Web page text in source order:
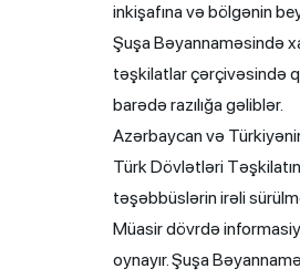
inkişafına və bölgənin
Şuşa Bəyannaməsində
təşkilatlar çərçivəsində
barədə razılığa gəliblər.
Azərbaycan və
Türk Dövlətləri
təşəbbüslərin irəli
Müasir dövrdə
oynayır. Şuşa